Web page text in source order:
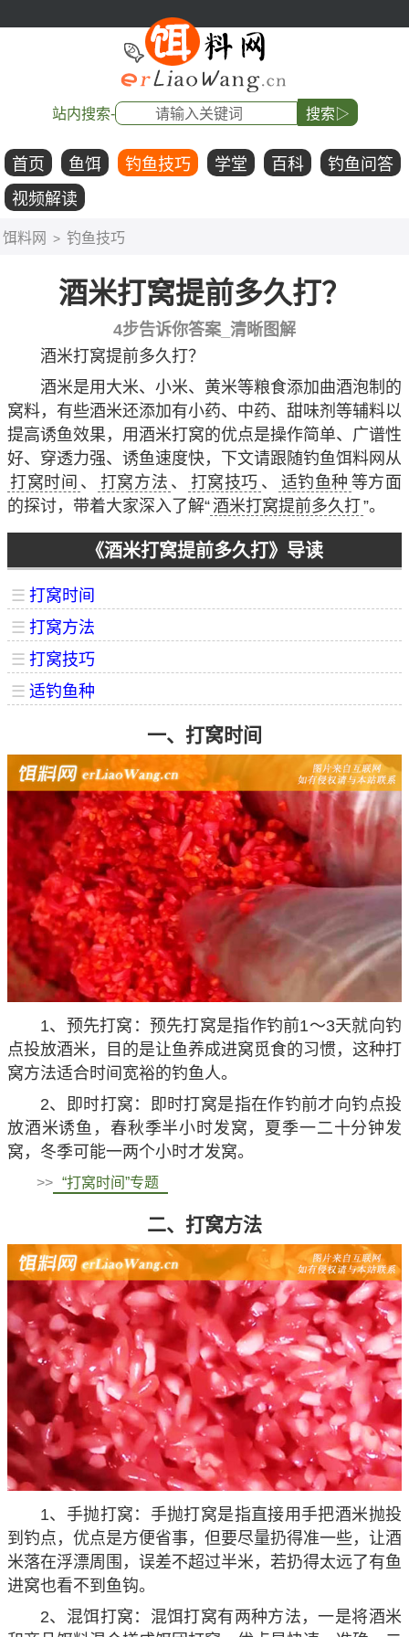
站内搜索- 搜索▷
首页 鱼饵 钓鱼技巧 学堂 百科
钓鱼问答
视频解读
饵料网 > 钓鱼技巧
酒米打窝提前多久打？
4步告诉你答案_清晰图解
酒米打窝提前多久打？
酒米是用大米、小米、黄米等粮食添加曲酒泡制的
窝料，有些酒米还添加有小药、中药、甜味剂等辅料以
提高诱鱼效果，用酒米打窝的优点是操作简单、广谱性
好、穿透力强、诱鱼速度快，下文请跟随钓鱼饵料网从
打窝时间 、 打窝方法 、 打窝技巧 、 适钓鱼种 等方面
的探讨，带着大家深入了解“酒米打窝提前多久打 ”。
《酒米打窝提前多久打》导读
☰ 打窝时间
☰ 打窝方法
☰ 打窝技巧
☰ 适钓鱼种
一、打窝时间
1、预先打窝：预先打窝是指作钓前1～3天就向钓
点投放酒米，目的是让鱼养成进窝觅食的习惯，这种打
窝方法适合时间宽裕的钓鱼人。
2、即时打窝：即时打窝是指在作钓前才向钓点投
放酒米诱鱼，春秋季半小时发窝，夏季一二十分钟发
窝，冬季可能一两个小时才发窝。
>> “打窝时间”专题
二、打窝方法
1、手抛打窝：手抛打窝是指直接用手把酒米抛投
到钓点，优点是方便省事，但要尽量扔得准一些，让酒
米落在浮漂周围，误差不超过半米，若扔得太远了有鱼
进窝也看不到鱼钩。
2、混饵打窝：混饵打窝有两种方法，一是将酒米